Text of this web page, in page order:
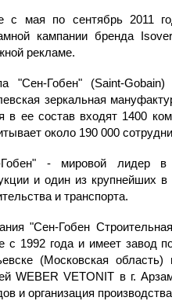
с мая по сентябрь 2011
кампании бренда
рекламе.
"Сен-Гобен" (Saint-
зеркальная
в ее состав входят 1400
около 190 000
Гобен" - мировой лидер в
и один из крупнейших в
и транспорта.
"Сен-Гобен
с 1992 года и имеет завод
(Московская
WEBER VETONIT в г.
и организация